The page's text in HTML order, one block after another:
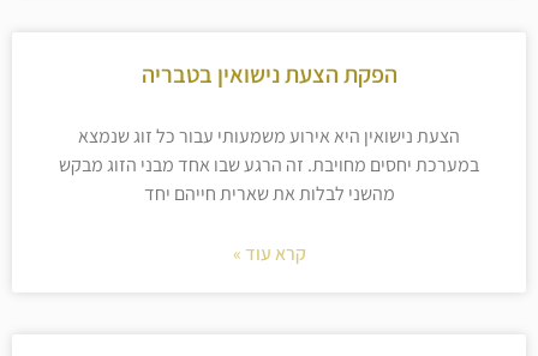
הפקת הצעת נישואין בטבריה
הצעת נישואין היא אירוע משמעותי עבור כל זוג שנמצא
במערכת יחסים מחויבת. זה הרגע שבו אחד מבני הזוג מבקש
מהשני לבלות את שארית חייהם יחד
קרא עוד »